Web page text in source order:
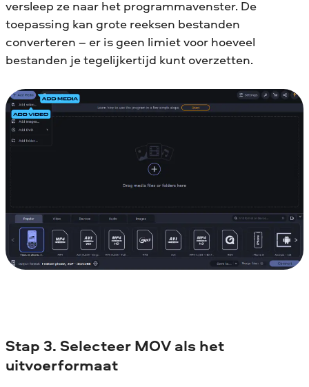
versleep ze naar het programmavenster. De
toepassing kan grote reeksen bestanden
converteren – er is geen limiet voor hoeveel
bestanden je tegelijkertijd kunt overzetten.
Stap 3. Selecteer MOV als het
uitvoerformaat